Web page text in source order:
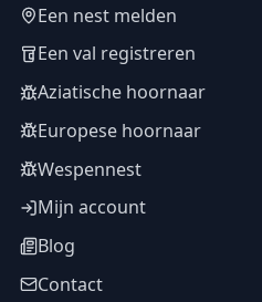
Een nest melden
Een val registreren
Aziatische hoornaar
Europese hoornaar
Wespennest
Mijn account
Blog
Contact